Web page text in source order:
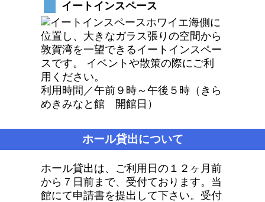
イートインスペース
ホワイエ海側に
位置し、大きなガラス張りの空間から
敦賀湾を一望できるイートインスペー
スです。 イベントや散策の際にご利
用ください。
利用時間／午前９時～午後５時（きら
めきみなと館 開館日）
ホール貸出について
ホール貸出は、ご利用日の１２ヶ月前
から７日前まで、受付ております。当
館にて申請書を提出して下さい。受付